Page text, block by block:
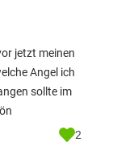
jetzt meinen
Angel ich
sollte im
2